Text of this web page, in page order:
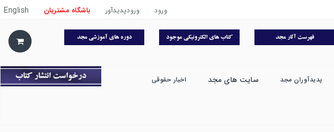
ورود ورودپدیدآور باشگاه مشتریان English
پدیدآوران مجد سایت های مجد اخبار حقوقی